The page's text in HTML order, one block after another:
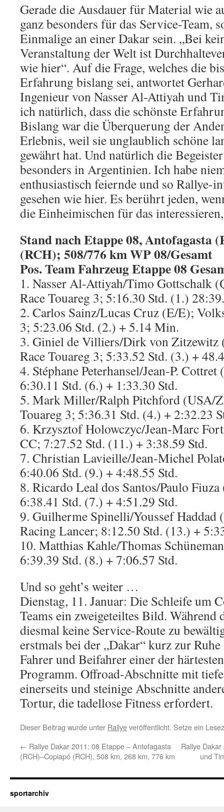
Gerade die Ausdauer für Material wie
ganz besonders für das Service-Team,
Einmalige an einer Dakar sein. „Bei
Veranstaltung der Welt ist
wie hier“. Auf die Frage, welches die
Erfahrung bislang sei, antwortet
Ingenieur von Nasser Al-Attiyah und
ich natürlich, dass die schönste
Bislang war die Überquerung der
Erlebnis, weil sie unglaublich schöne
gewährt hat. Und natürlich die
besonders in Argentinien. Ich habe
enthusiastisch feiernde und so Rallye-
gesehen wie hier. Es berührt jeden,
die Einheimischen für das
Stand nach Etappe 08, Antofagasta
(RCH); 508/776 km WP 08/Gesamt
Pos. Team Fahrzeug Etappe 08
1. Nasser Al-Attiyah/Timo Gottschalk
Race Touareg 3; 5:16.30 Std. (1.)
2. Carlos Sainz/Lucas Cruz (E/E);
3; 5:23.06 Std. (2.) + 5.14 Min.
3. Giniel de Villiers/Dirk von Zitzewitz
Race Touareg 3; 5:33.52 Std. (3.) +
4. Stéphane Peterhansel/Jean-P.
6:30.11 Std. (6.) + 1:33.30 Std.
5. Mark Miller/Ralph Pitchford (USA/
Touareg 3; 5:36.31 Std. (4.) + 2:32.23
6. Krzysztof Holowczyc/Jean-Marc
CC; 7:27.52 Std. (11.) + 3:38.59 Std.
7. Christian Lavieille/Jean-Michel
6:40.06 Std. (9.) + 4:48.55 Std.
8. Ricardo Leal dos Santos/Paulo
6:38.41 Std. (7.) + 4:51.29 Std.
9. Guilherme Spinelli/Youssef
Racing Lancer; 8:12.50 Std. (13.) +
10. Matthias Kahle/Thomas
6:39.39 Std. (8.) + 7:06.57 Std.
Und so geht’s weiter …
Dienstag, 11. Januar: Die Schleife um
Teams ein zweigeteiltes Bild. Während
diesmal keine Service-Route zu
erstmals bei der „Dakar“ kurz zur
Fahrer und Beifahrer einer der
Programm. Offroad-Abschnitte mit
einerseits und steinige Abschnitte
Tortur, die tadellose Fitness erfordert.
Dieser Beitrag wurde unter Rallyeveröffentlicht. Setze ein
← Rallye Dakar 2011: 08 Etappe – Antofagasta
(RCH)–Copiapó (RCH), 508 km, 268 km, 776 km
Rallye
und
sportarchiv